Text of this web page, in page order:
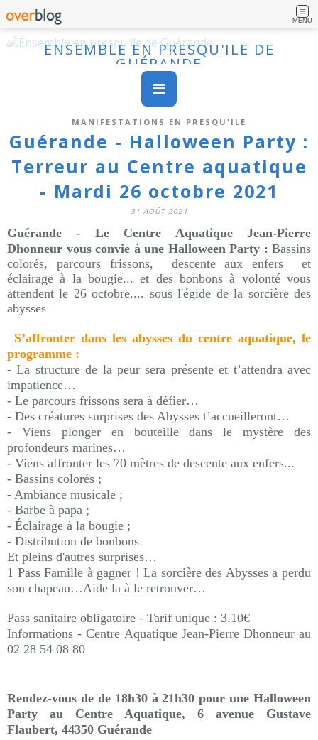
MENU
ENSEMBLE EN PRESQU'ILE DE
GUÉRANDE
MANIFESTATIONS EN PRESQU'ILE
Guérande - Halloween Party :
Terreur au Centre aquatique
- Mardi 26 octobre 2021
31 AOÛT 2021
Guérande - Le Centre Aquatique Jean-Pierre
Dhonneur vous convie à une Halloween Party : Bassins
colorés, parcours frissons, descente aux enfers et
éclairage à la bougie... et des bonbons à volonté vous
attendent le 26 octobre.... sous l'égide de la sorcière des
abysses
S’affronter dans les abysses du centre aquatique, le
programme :
- La structure de la peur sera présente et t’attendra avec
impatience…
- Le parcours frissons sera à défier…
- Des créatures surprises des Abysses t’accueilleront…
- Viens plonger en bouteille dans le mystère des
profondeurs marines…
- Viens affronter les 70 mètres de descente aux enfers...
- Bassins colorés ;
- Ambiance musicale ;
- Barbe à papa ;
- Éclairage à la bougie ;
- Distribution de bonbons
Et pleins d'autres surprises…
1 Pass Famille à gagner ! La sorcière des Abysses a perdu
son chapeau…Aide la à le retrouver…
Pass sanitaire obligatoire - Tarif unique : 3.10€
Informations - Centre Aquatique Jean-Pierre Dhonneur au
02 28 54 08 80
Rendez-vous de de 18h30 à 21h30 pour une Halloween
Party au Centre Aquatique, 6 avenue Gustave
Flaubert, 44350 Guérande